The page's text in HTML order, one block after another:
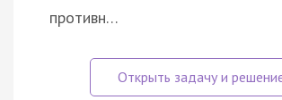
противн…